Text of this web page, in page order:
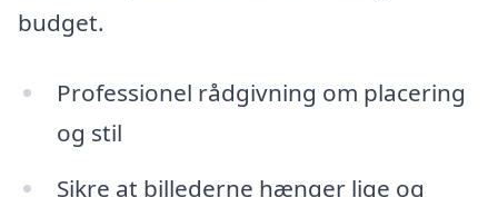
budget.
Professionel rådgivning om placering
og stil
Sikre at billederne hænger lige og